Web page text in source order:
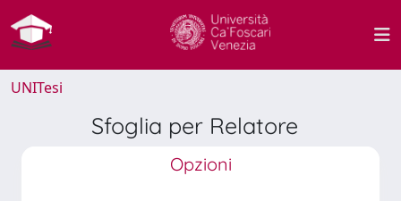
UNITesi
Sfoglia per Relatore
Opzioni